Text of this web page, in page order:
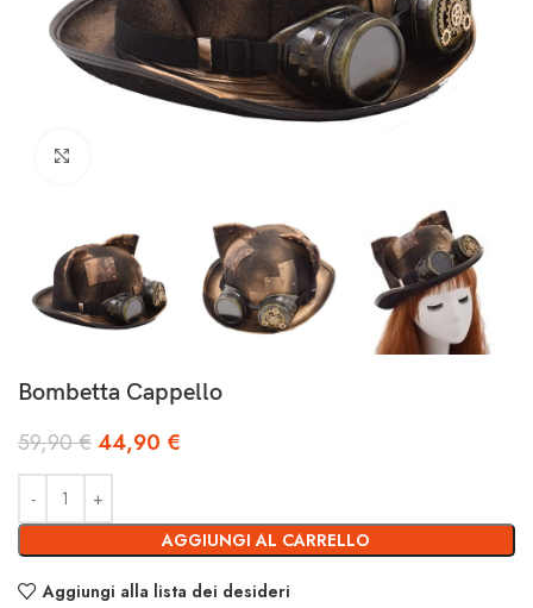
Bombetta Cappello
59,90€44,90 €
AGGIUNGI AL CARRELLO
Aggiungi alla lista dei desideri